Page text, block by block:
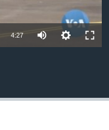
4:27